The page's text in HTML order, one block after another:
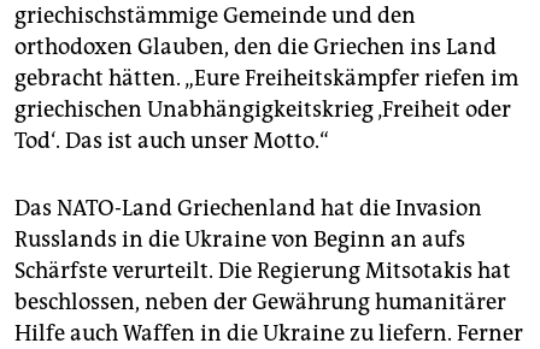
griechischstämmige Gemeinde und den
orthodoxen Glauben, den die Griechen ins Land
gebracht hätten. „Eure Freiheitskämpfer riefen im
griechischen Unabhängigkeitskrieg ‚Freiheit oder
Tod‘. Das ist auch unser Motto.“
Das NATO-Land Griechenland hat die Invasion
Russlands in die Ukraine von Beginn an aufs
Schärfste verurteilt. Die Regierung Mitsotakis hat
beschlossen, neben der Gewährung humanitärer
Hilfe auch Waffen in die Ukraine zu liefern. Ferner